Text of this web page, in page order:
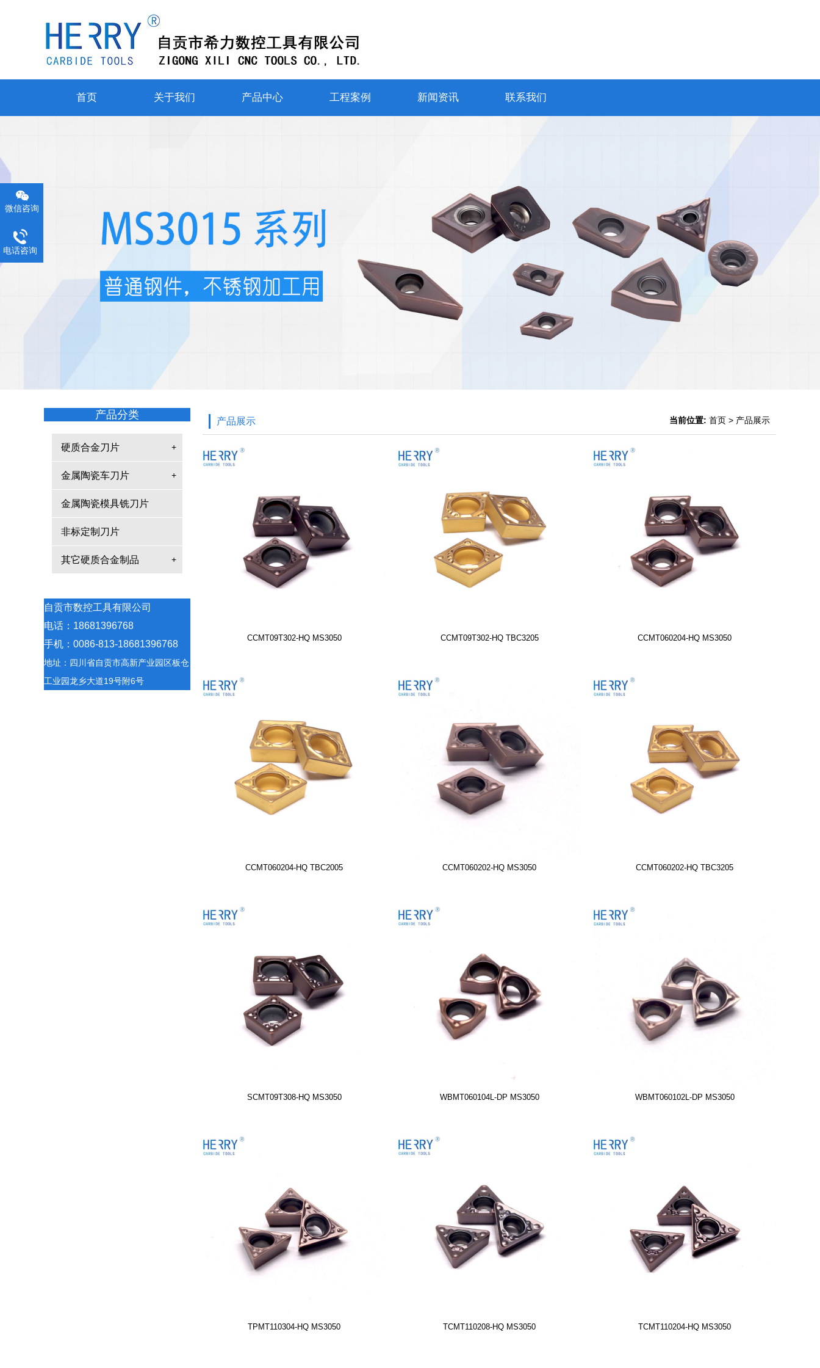
首页 关于我们 产品中心 工程案例 新闻资讯 联系我们
产品分类
硬质合金刀片 +
金属陶瓷车刀片 +
金属陶瓷模具铣刀片
非标定制刀片
其它硬质合金制品 +
自贡市数控工具有限公司
电话：18681396768
手机：0086-813-18681396768
地址：四川省自贡市高新产业园区板仓
工业园龙乡大道19号附6号
产品展示 当前位置: 首页 > 产品展示
CCMT09T302-HQ MS3050 CCMT09T302-HQ TBC3205 CCMT060204-HQ MS3050
CCMT060204-HQ TBC2005 CCMT060202-HQ MS3050 CCMT060202-HQ TBC3205
SCMT09T308-HQ MS3050 WBMT060104L-DP MS3050 WBMT060102L-DP MS3050
TPMT110304-HQ MS3050 TCMT110208-HQ MS3050 TCMT110204-HQ MS3050
微信咨询
电话咨询